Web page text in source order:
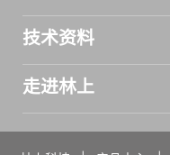
技术资料
走进林上